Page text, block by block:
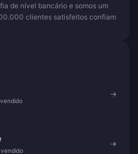
de nível bancário e somos um
clientes satisfeitos confiam
→
→